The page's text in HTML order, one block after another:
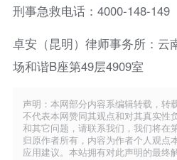
刑事急救电话：4000-148-149
卓安（昆明）律师事务所：云
场和谐B座第49层4909室
声明：本网部分内容系编辑转载，转
不代表本网赞同其观点和对其真实性
和其它问题，请联系我们，我们将在
归原作者所有，内容为作者个人观点
应用建议。本站拥有对此声明的最终